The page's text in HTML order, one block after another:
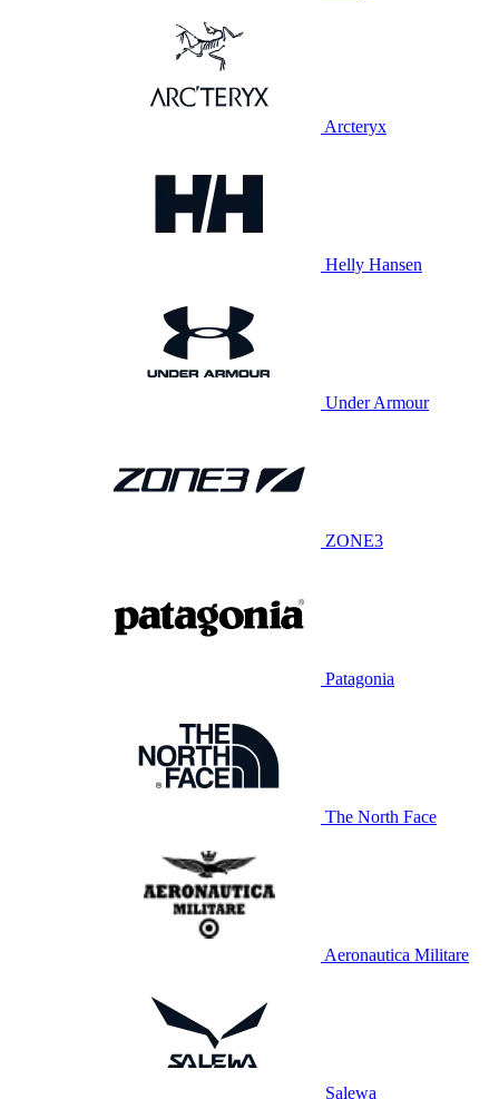
Arcteryx
Helly Hansen
Under Armour
ZONE3
Patagonia
The North Face
Aeronautica Militare
Salewa